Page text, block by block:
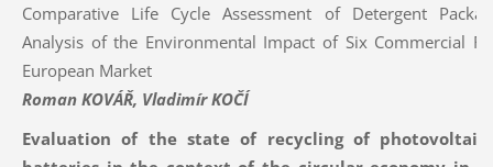
Comparative Life Cycle Assessment of Detergent
Analysis of the Environmental Impact of Six Commercial
European Market
Roman KOVÁŘ, Vladimír KOČÍ
Evaluation of the state of recycling of photovoltaic